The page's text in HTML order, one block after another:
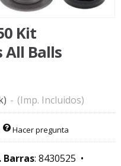
Kit
All Balls
- (Imp. Incluidos)
Hacer pregunta
Barras: 8430525 •